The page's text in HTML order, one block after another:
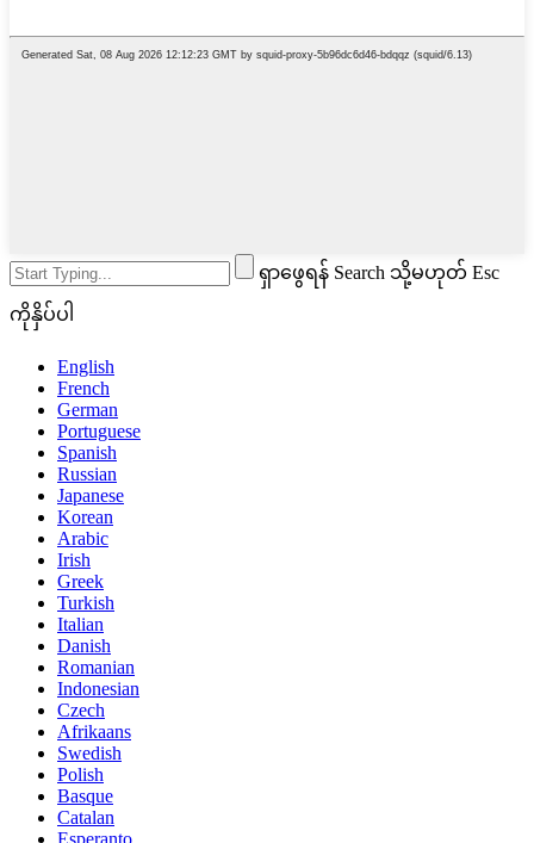
ရှာဖွေရန် Search သို့မဟုတ် Esc
ကိုနှိပ်ပါ
English
French
German
Portuguese
Spanish
Russian
Japanese
Korean
Arabic
Irish
Greek
Turkish
Italian
Danish
Romanian
Indonesian
Czech
Afrikaans
Swedish
Polish
Basque
Catalan